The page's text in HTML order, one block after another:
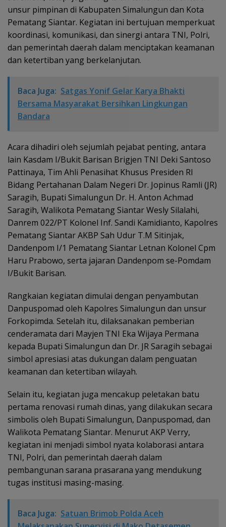
unsur pimpinan di Kabupaten Simalungun dan Kota
Pematang Siantar. Kegiatan ini bertujuan memperkuat
koordinasi, komunikasi, dan sinergi antara TNI, Polri,
dan pemerintah daerah dalam menciptakan keamanan
dan ketertiban yang berkelanjutan.
Baca Juga: Satgas Yonif Gelar Karya Bhakti
Bersama Masyarakat Bersihkan Lingkungan
Bandara
Acara dihadiri oleh sejumlah pejabat penting, antara
lain Kasdam I/Bukit Barisan Brigjen TNI Deki Santoso
Pattinaya, Tim Ahli Penasihat Khusus Presiden RI
Bidang Pertahanan Dalam Negeri Dr. Jopinus Ramli (JR)
Saragih, Bupati Simalungun Dr. H. Anton Achmad
Saragih, Walikota Pematang Siantar Wesly Silalahi,
Danrem 022/PT Kolonel Inf. Sandi Kamidianto, Kapolres
Pematang Siantar AKBP Sah Udur T.M Sitinjak,
Dandenpom I/1 Pematang Siantar Letnan Kolonel Cpm
Haru Prabowo, serta jajaran Dandenpom se-Pomdam
I/Bukit Barisan.
Rangkaian kegiatan dimulai dengan penyambutan
Danpuspomad oleh Kapolres Simalungun dan unsur
Forkopimda. Setelah itu, dilaksanakan pemberian
cenderamata dari Mayjen TNI Eka Wijaya Permana
kepada Bupati Simalungun dan Dr. JR Saragih sebagai
simbol apresiasi atas dukungan dalam penguatan
keamanan dan ketertiban wilayah.
Selain itu, kegiatan juga mencakup peletakan batu
pertama renovasi rumah dinas, yang dilakukan secara
simbolis oleh Bupati Simalungun, Danpuspomad, dan
Walikota Pematang Siantar. Menurut AKP Verry,
kegiatan ini menjadi simbol nyata kolaborasi antara
TNI, Polri, dan pemerintah daerah dalam
pembangunan sarana prasarana yang mendukung
tugas institusi masing-masing.
Baca Juga: Satuan Brimob Polda Aceh